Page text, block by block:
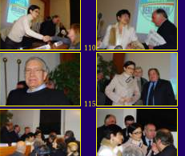
110
115